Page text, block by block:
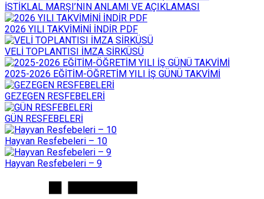
İSTİKLAL MARŞI’NIN ANLAMI VE AÇIKLAMASI
2026 YILI TAKVİMİNİ İNDİR PDF
VELİ TOPLANTISI İMZA SİRKÜSÜ
2025-2026 EĞİTİM-ÖĞRETİM YILI İŞ GÜNÜ TAKVİMİ
GEZEGEN RESFEBELERİ
GÜN RESFEBELERİ
Hayvan Resfebeleri – 10
Hayvan Resfebeleri – 9